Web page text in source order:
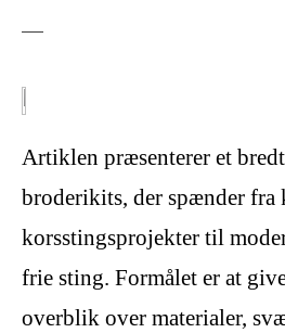
Artiklen præsenterer et
broderikits, der spænder fra
korsstingsprojekter til
frie sting. Formålet er at
overblik over materialer,